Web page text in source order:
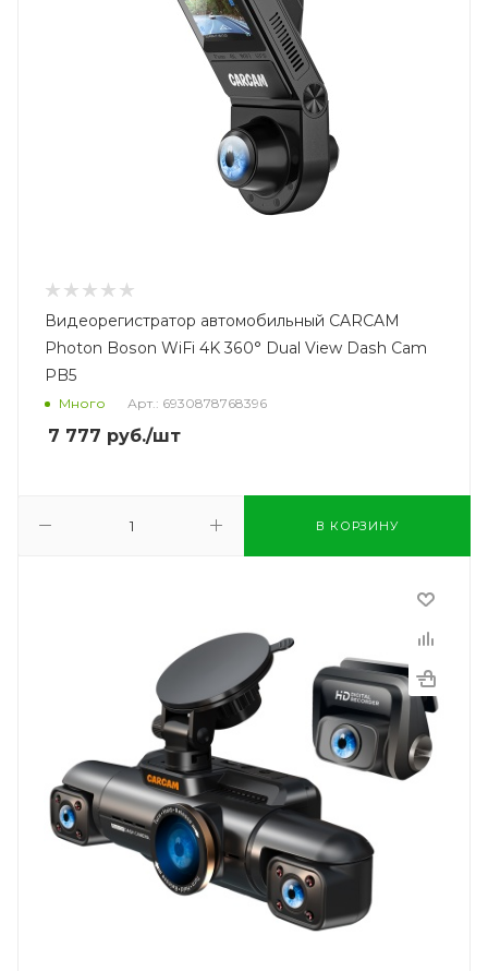
Видеорегистратор автомобильный CARCAM
Photon Boson WiFi 4K 360° Dual View Dash Cam
PB5
Много Арт.: 6930878768396
7 777 руб./шт
В КОРЗИНУ